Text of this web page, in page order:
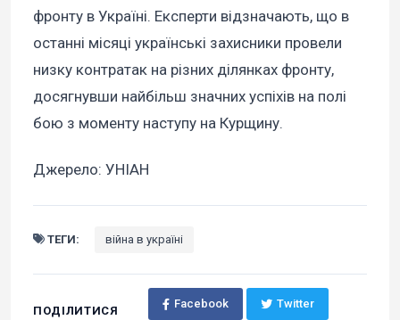
фронту в Україні. Експерти відзначають, що в
останні місяці українські захисники провели
низку контратак на різних ділянках фронту,
досягнувши найбільш значних успіхів на полі
бою з моменту наступу на Курщину.
Джерело: УНІАН
ТЕГИ: війна в україні
ПОДІЛИТИСЯ
Facebook Twitter